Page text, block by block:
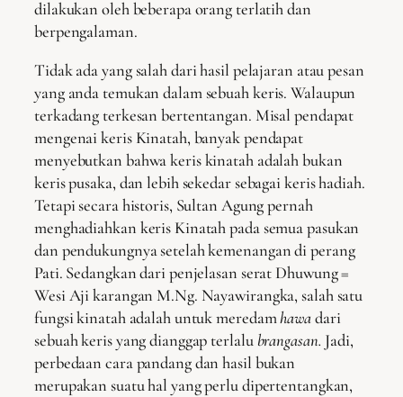
dilakukan oleh beberapa orang terlatih dan
berpengalaman.
Tidak ada yang salah dari hasil pelajaran atau pesan
yang anda temukan dalam sebuah keris. Walaupun
terkadang terkesan bertentangan. Misal pendapat
mengenai keris Kinatah, banyak pendapat
menyebutkan bahwa keris kinatah adalah bukan
keris pusaka, dan lebih sekedar sebagai keris hadiah.
Tetapi secara historis, Sultan Agung pernah
menghadiahkan keris Kinatah pada semua pasukan
dan pendukungnya setelah kemenangan di perang
Pati. Sedangkan dari penjelasan serat Dhuwung =
Wesi Aji karangan M.Ng. Nayawirangka, salah satu
fungsi kinatah adalah untuk meredamhawadari
sebuah keris yang dianggap terlalu brangasan. Jadi,
perbedaan cara pandang dan hasil bukan
merupakan suatu hal yang perlu dipertentangkan,